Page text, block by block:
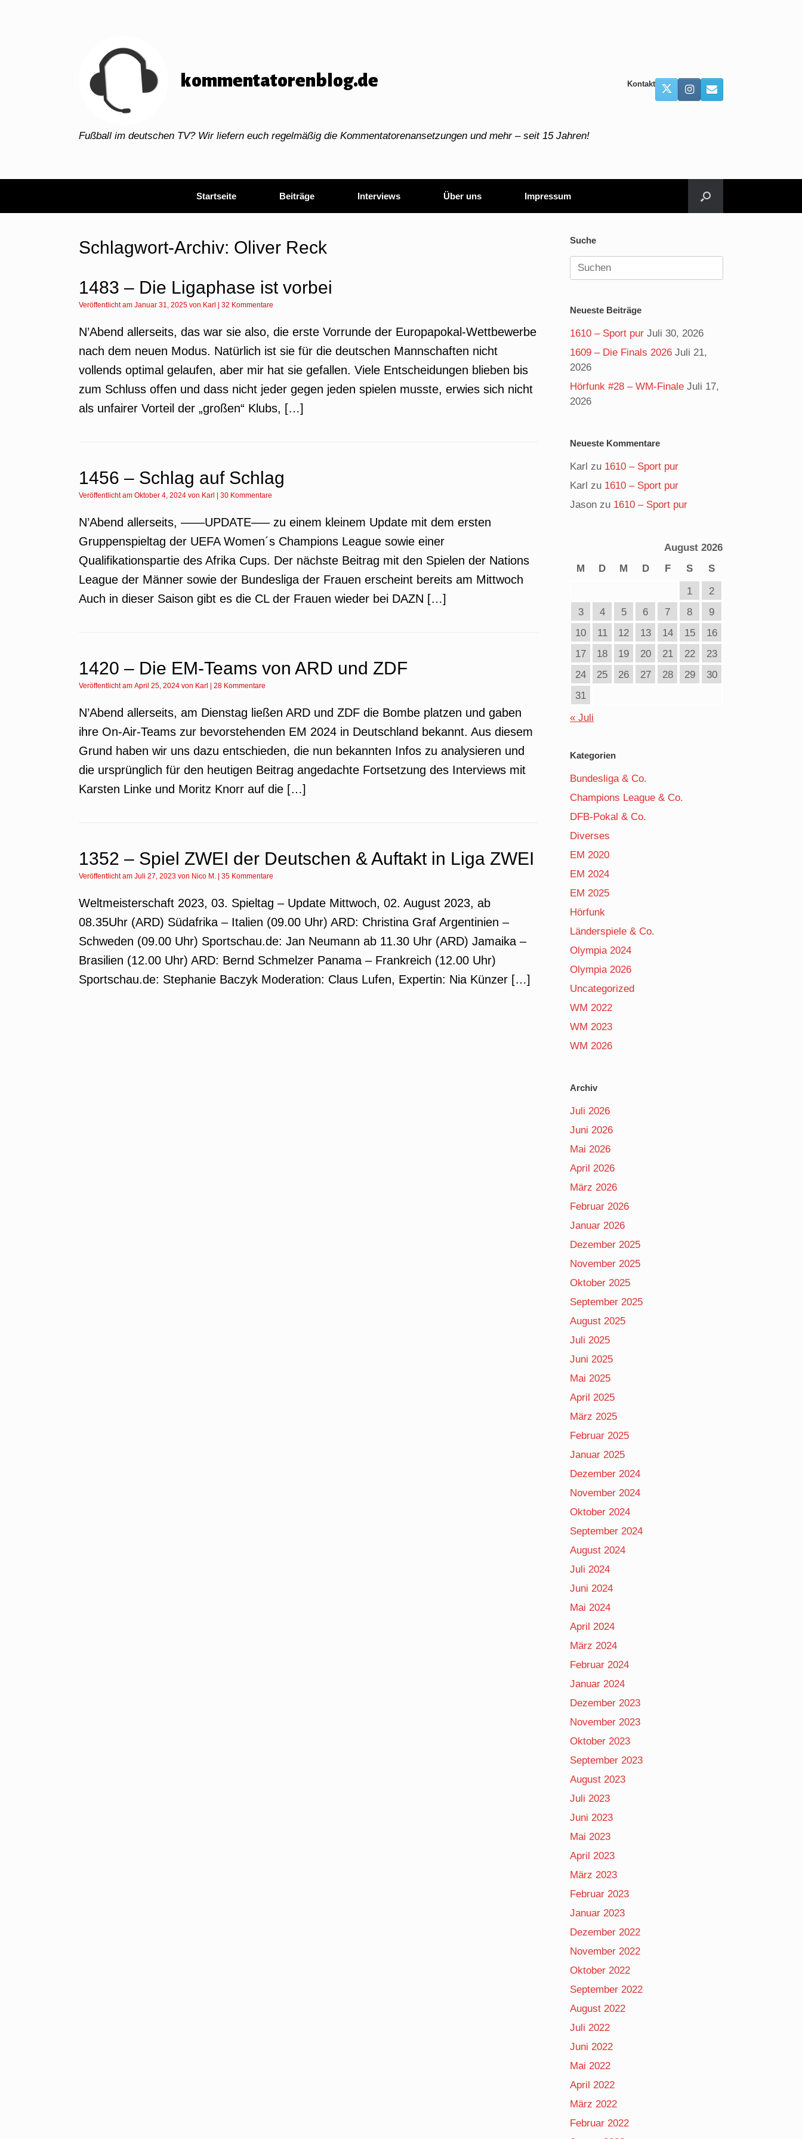
kommentatorenblog.de
Fußball im deutschen TV? Wir liefern euch regelmäßig die Kommentatorenansetzungen und mehr – seit 15 Jahren!
Kontakt
Startseite Beiträge Interviews Über uns Impressum
Schlagwort-Archiv: Oliver Reck
1483 – Die Ligaphase ist vorbei
Veröffentlicht am Januar 31, 2025 von Karl 32 Kommentare
N’Abend allerseits, das war sie also, die erste Vorrunde der Europapokal-Wettbewerbe
nach dem neuen Modus. Natürlich ist sie für die deutschen Mannschaften nicht
vollends optimal gelaufen, aber mir hat sie gefallen. Viele Entscheidungen blieben bis
zum Schluss offen und dass nicht jeder gegen jeden spielen musste, erwies sich nicht
als unfairer Vorteil der „großen“ Klubs, […]
1456 – Schlag auf Schlag
Veröffentlicht am Oktober 4, 2024 von Karl 30 Kommentare
N’Abend allerseits, ——UPDATE—– zu einem kleinem Update mit dem ersten
Gruppenspieltag der UEFA Women´s Champions League sowie einer
Qualifikationspartie des Afrika Cups. Der nächste Beitrag mit den Spielen der Nations
League der Männer sowie der Bundesliga der Frauen erscheint bereits am Mittwoch
Auch in dieser Saison gibt es die CL der Frauen wieder bei DAZN […]
1420 – Die EM-Teams von ARD und ZDF
Veröffentlicht am April 25, 2024 von Karl 28 Kommentare
N’Abend allerseits, am Dienstag ließen ARD und ZDF die Bombe platzen und gaben
ihre On-Air-Teams zur bevorstehenden EM 2024 in Deutschland bekannt. Aus diesem
Grund haben wir uns dazu entschieden, die nun bekannten Infos zu analysieren und
die ursprünglich für den heutigen Beitrag angedachte Fortsetzung des Interviews mit
Karsten Linke und Moritz Knorr auf die […]
1352 – Spiel ZWEI der Deutschen & Auftakt in Liga ZWEI
Veröffentlicht am Juli 27, 2023 von Nico M. 35 Kommentare
Weltmeisterschaft 2023, 03. Spieltag – Update Mittwoch, 02. August 2023, ab
08.35Uhr (ARD) Südafrika – Italien (09.00 Uhr) ARD: Christina Graf Argentinien –
Schweden (09.00 Uhr) Sportschau.de: Jan Neumann ab 11.30 Uhr (ARD) Jamaika –
Brasilien (12.00 Uhr) ARD: Bernd Schmelzer Panama – Frankreich (12.00 Uhr)
Sportschau.de: Stephanie Baczyk Moderation: Claus Lufen, Expertin: Nia Künzer […]
Suche
Suchen
nach:
Neueste Beiträge
1610 – Sport pur Juli 30, 2026
1609 – Die Finals 2026 Juli 21,
2026
Hörfunk #28 – WM-Finale Juli 17,
2026
Neueste Kommentare
Karl zu 1610 – Sport pur
Karl zu 1610 – Sport pur
Jason zu 1610 – Sport pur
August 2026
M
D M D F S
S
1
2
3
4 5 6 7 8
9
10
11 12 13 14 15
16
17
18 19 20 21 22
23
24
25 26 27 28 29
30
31
« Juli
Kategorien
Bundesliga & Co.
Champions League & Co.
DFB-Pokal & Co.
Diverses
EM 2020
EM 2024
EM 2025
Hörfunk
Länderspiele & Co.
Olympia 2024
Olympia 2026
Uncategorized
WM 2022
WM 2023
WM 2026
Archiv
Juli 2026
Juni 2026
Mai 2026
April 2026
März 2026
Februar 2026
Januar 2026
Dezember 2025
November 2025
Oktober 2025
September 2025
August 2025
Juli 2025
Juni 2025
Mai 2025
April 2025
März 2025
Februar 2025
Januar 2025
Dezember 2024
November 2024
Oktober 2024
September 2024
August 2024
Juli 2024
Juni 2024
Mai 2024
April 2024
März 2024
Februar 2024
Januar 2024
Dezember 2023
November 2023
Oktober 2023
September 2023
August 2023
Juli 2023
Juni 2023
Mai 2023
April 2023
März 2023
Februar 2023
Januar 2023
Dezember 2022
November 2022
Oktober 2022
September 2022
August 2022
Juli 2022
Juni 2022
Mai 2022
April 2022
März 2022
Februar 2022